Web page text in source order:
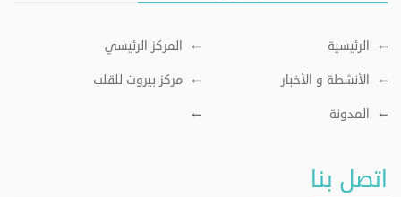
الرئيسية
المركز الرئيسي
الأنشطة و الأخبار
مركز بيروت للقلب
المدونة
اتصل بنا